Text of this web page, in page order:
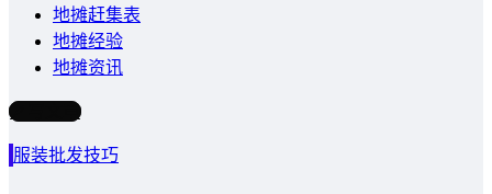
地摊赶集表
地摊经验
地摊资讯
写文章
服装批发技巧